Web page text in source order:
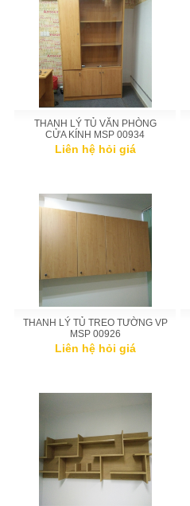
THANH LÝ TỦ VĂN PHÒNG
CỬA KÍNH MSP 00934
Liên hệ hỏi giá
THANH LÝ TỦ TREO TƯỜNG VP
MSP 00926
Liên hệ hỏi giá